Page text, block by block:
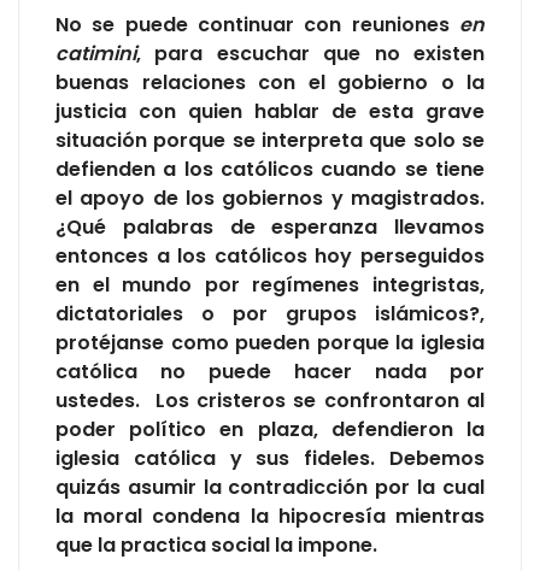
No se puede continuar con reuniones en
catimini, para escuchar que no existen
buenas relaciones con el gobierno o la
justicia con quien hablar de esta grave
situación porque se interpreta que solo se
defienden a los católicos cuando se tiene
el apoyo de los gobiernos y magistrados.
¿Qué palabras de esperanza llevamos
entonces a los católicos hoy perseguidos
en el mundo por regímenes integristas,
dictatoriales o por grupos islámicos?,
protéjanse como pueden porque la iglesia
católica no puede hacer nada por
ustedes. Los cristeros se confrontaron al
poder político en plaza, defendieron la
iglesia católica y sus fideles. Debemos
quizás asumir la contradicción por la cual
la moral condena la hipocresía mientras
que la practica social la impone.